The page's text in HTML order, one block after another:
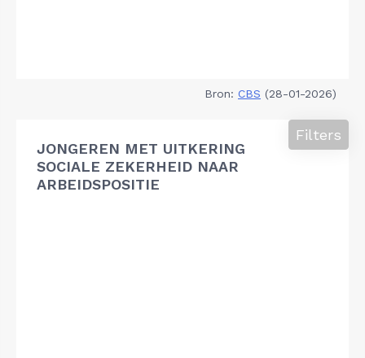
Bron: CBS (28-01-2026)
JONGEREN MET UITKERING
SOCIALE ZEKERHEID NAAR
ARBEIDSPOSITIE
Filters